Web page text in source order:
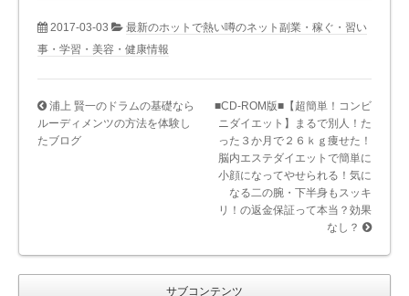
2017-03-03
最新のホットで熱い噂のネット副業・稼ぐ・習い
事・学習・美容・健康情報
浦上 賢一のドラムの基礎なら
ルーディメンツの方法を体験し
たブログ
■CD-ROM版■【超簡単！コンビ
ニダイエット】まるで別人！た
った３か月で２６ｋｇ痩せた！
脳内エステダイエットで簡単に
小顔になってやせられる！気に
なる二の腕・下半身もスッキ
リ！の返金保証って本当？効果
なし？
サブコンテンツ